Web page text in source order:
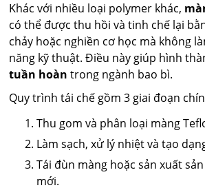
Khác với nhiều loại polymer khác,
có thể được thu hồi và tinh chế lại
chảy hoặc nghiền cơ học mà không
năng kỹ thuật. Điều này giúp hình
tuần hoàn trong ngành bao bì.
Quy trình tái chế gồm 3 giai đoạn
Thu gom và phân loại màng
Làm sạch, xử lý nhiệt và tạo
Tái đùn màng hoặc sản xuất
mới.